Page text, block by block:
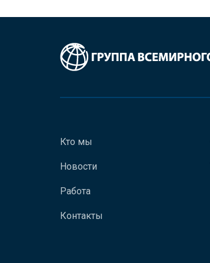
Кто мы
Новости
Работа
Контакты